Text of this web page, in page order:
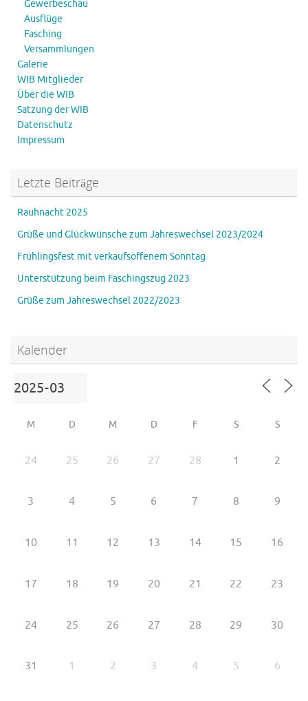
Gewerbeschau
Ausflüge
Fasching
Versammlungen
Galerie
WIB Mitglieder
Über die WIB
Satzung der WIB
Datenschutz
Impressum
Letzte Beiträge
Rauhnacht 2025
Grüße und Glückwünsche zum Jahreswechsel 2023/2024
Frühlingsfest mit verkaufsoffenem Sonntag
Unterstützung beim Faschingszug 2023
Grüße zum Jahreswechsel 2022/2023
Kalender
M D M D F S S
24 25 26 27 28 1 2
3 4 5 6 7 8 9
10 11 12 13 14 15 16
17 18 19 20 21 22 23
24 25 26 27 28 29 30
31 1 2 3 4 5 6